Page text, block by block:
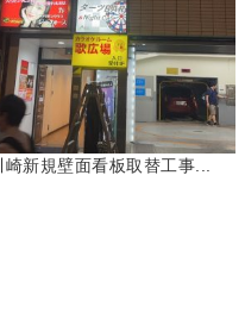
崎新規壁面看板取替工事...